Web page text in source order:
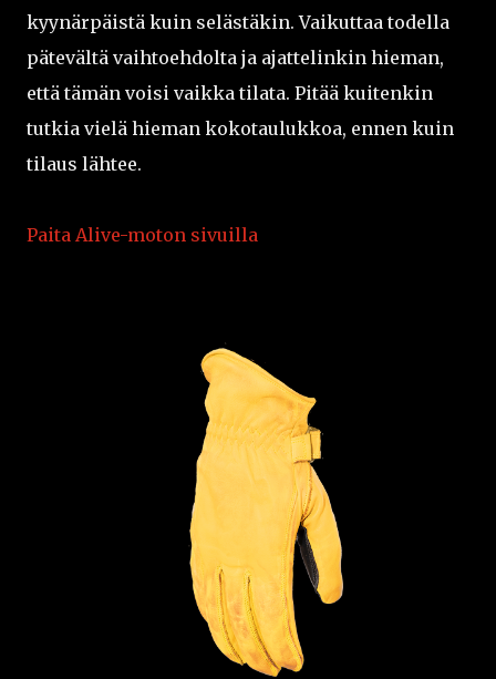
kyynärpäistä kuin selästäkin. Vaikuttaa todella
pätevältä vaihtoehdolta ja ajattelinkin hieman,
että tämän voisi vaikka tilata. Pitää kuitenkin
tutkia vielä hieman kokotaulukkoa, ennen kuin
tilaus lähtee.
Paita Alive-moton sivuilla